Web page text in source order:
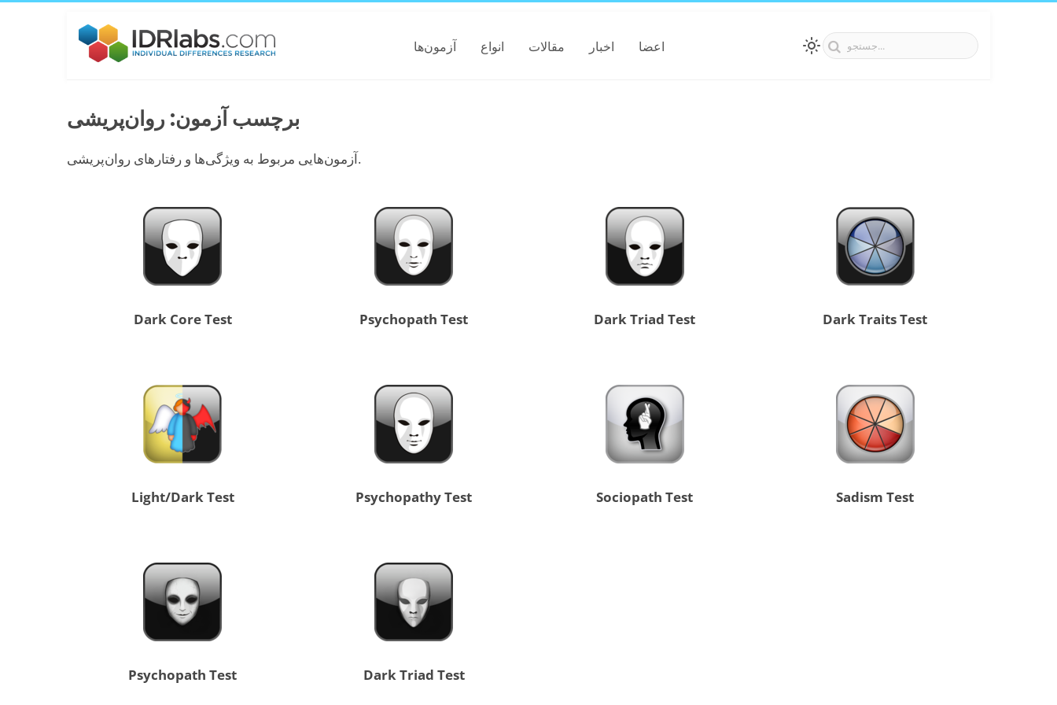
آزمون‌ها انواع مقالات اخبار اعضا
برچسب آزمون: روان‌پریشی
آزمون‌هایی مربوط به ویژگی‌ها و رفتارهای روان‌پریشی.
Dark Core Test Psychopath Test Dark Triad Test Dark Traits Test
Light/Dark Test Psychopathy Test Sociopath Test Sadism Test
Psychopath Test Dark Triad Test